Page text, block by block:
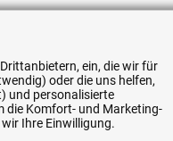
ein, die wir für
oder die uns helfen,
und personalisierte
die Komfort- und Marketing-
Ihre Einwilligung.